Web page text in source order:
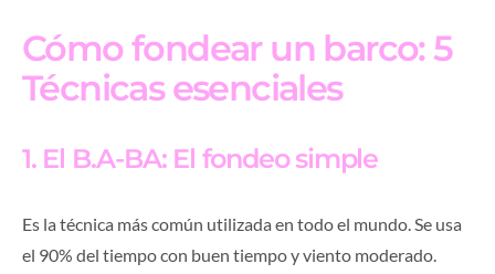
Cómo fondear un barco: 5
Técnicas esenciales
1. El B.A-BA: El fondeo simple
Es la técnica más común utilizada en todo el mundo. Se usa
el 90% del tiempo con buen tiempo y viento moderado.